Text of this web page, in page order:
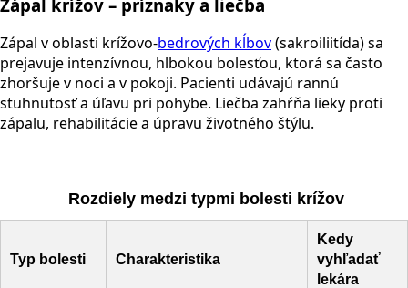
Zápal krížov – príznaky a liečba
Zápal v oblasti krížovo-bedrových kĺbov(sakroiliitída) sa
prejavuje intenzívnou, hlbokou bolesťou, ktorá sa často
zhoršuje v noci a v pokoji. Pacienti udávajú rannú
stuhnutosť a úľavu pri pohybe. Liečba zahŕňa lieky proti
zápalu, rehabilitácie a úpravu životného štýlu.
Rozdiely medzi typmi bolesti krížov
Typ bolesti Charakteristika
Kedy
vyhľadať
lekára